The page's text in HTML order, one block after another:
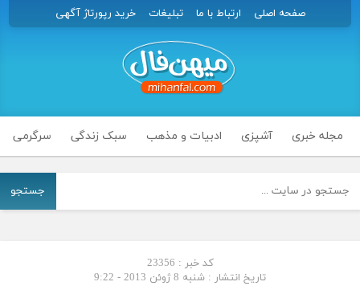
صفحه اصلی ارتباط با ما تبلیغات خرید رپورتاژ آگهی
مجله خبری آشپزی ادبیات و مذهب سبک زندگی سرگرمی
جستجو
کد خبر : 23356
تاریخ انتشار : شنبه 8 ژوئن 2013 - 9:22